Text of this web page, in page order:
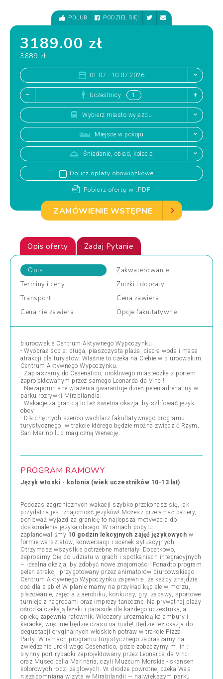
POLUB PODZIEL SIĘ!
3189.00 zł
3689 zł
01.07 - 10.07.2026
Uczestnicy
Wybierz miasto wyjazdu
Miejsce w pokoju
Śniadanie, obiad, kolacja
Dolicz opłaty obowiązkowe
Pobierz ofertę w .PDF
ZAMÓWIENIE WSTĘPNE
Opis oferty Zadaj Pytanie
Opis
Zakwaterowanie
Terminy i ceny Zniżki i dopłaty
Transport
Cena zawiera
Cena nie zawiera Opcje fakultatywne
biuroowskie Centrum Aktywnego Wypoczynku
- Wyobraź sobie: długa, piaszczysta plaża, ciepła woda i masa
atrakcji dla turystów. Właśnie to czeka na Ciebie w biuroowskim
Centrum Aktywnego Wypoczynku.
- Zapraszamy do Cesenatico, urokliwego miasteczka z portem
zaprojektowanym przez samego Leonarda da Vinci!
- Niezapomniane wrażenia gwarantuje dzień pełen adrenaliny w
parku rozrywki Mirabilandia.
- Wakacje za granicą to też świetna okazja, by szlifować język
obcy.
- Dla chętnych szeroki wachlarz fakultatywnego programu
turystycznego, w trakcie którego będzie można zwiedzić Rzym,
San Marino lub magiczną Wenecję.
PROGRAM RAMOWY
Język włoski - kolonia (wiek uczestników 10-13 lat)
Podczas zagranicznych wakacji szybko przekonasz się, jak
przydatna jest znajomość języków! Możesz przełamać bariery,
ponieważ wyjazd za granicę to najlepsza motywacja do
doskonalenia języka obcego. W ramach pobytu
zaplanowaliśmy 10 godzin lekcyjnych zajęć językowych w
formie warsztatów, konwersacji i scenek sytuacyjnych.
Otrzymasz wszystkie potrzebne materiały. Dodatkowo,
zaprosimy Cię do udziału w grach i spotkaniach integracyjnych
– idealna okazja, by zdobyć nowe znajomości! Ponadto program
pełen atrakcji przygotowany przez animatorów biuroowskiego
Centrum Aktywnego Wypoczynku zapewnia, że każdy znajdzie
coś dla siebie! W planie mamy na przykład kąpiele w morzu,
plażowanie, zajęcia z aerobiku, konkursy, gry, zabawy, sportowe
turnieje z nagrodami oraz imprezy taneczne. Na prywatnej plaży
ośrodka czekają leżaki i parasole dla każdego uczestnika, a
opiekę zapewnia ratownik. Wieczory urozmaicą kalambury i
karaoke, więc nie będzie czasu na nudę! Będzie też okazja do
degustacji oryginalnych włoskich potraw w trakcie Pizza
Party. W ramach programu turystycznego zapraszamy na
zwiedzanie urokliwego Cesenatico, gdzie zobaczymy m. in.:
słynny port rybacki zaprojektowany przez Leonarda da Vinci
oraz Museo della Marineria, czyli Muzeum Morskie - skansen
kolorowych łodzi żaglowych. W drodze powrotnej czeka Was
niezapomniana wizyta w Mirabilandii — największym parku